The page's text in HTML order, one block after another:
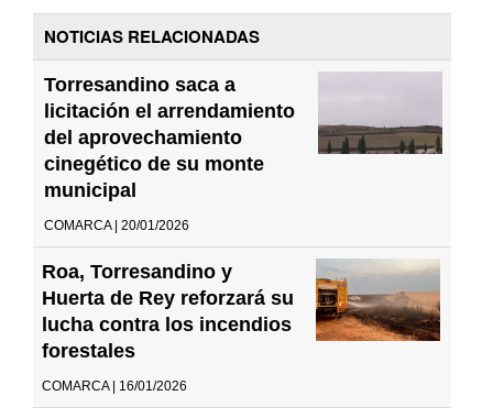
NOTICIAS RELACIONADAS
Torresandino saca a
licitación el arrendamiento
del aprovechamiento
cinegético de su monte
municipal
COMARCA | 20/01/2026
Roa, Torresandino y
Huerta de Rey reforzará su
lucha contra los incendios
forestales
COMARCA | 16/01/2026